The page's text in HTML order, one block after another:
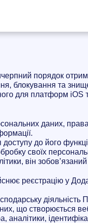
порядок
блокування та
для платформ iOS
даних,
до його
своїх
він
реєстрацію у
діяльність
що створюється
аналітики,